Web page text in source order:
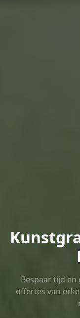
Bespaar tijd en
offertes van